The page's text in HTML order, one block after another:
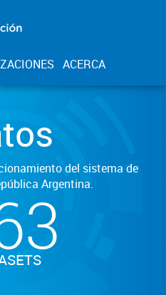
ACERCA
del sistema de
Argentina.